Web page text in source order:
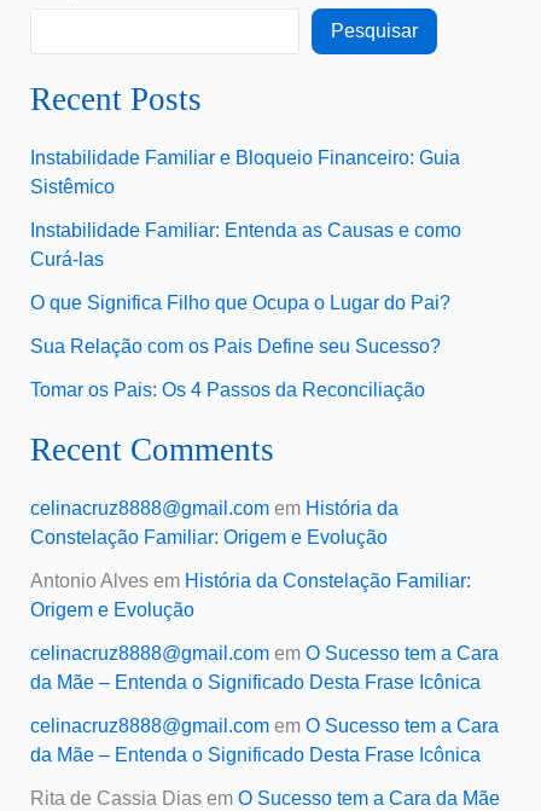
Pesquisar
Recent Posts
Instabilidade Familiar e Bloqueio Financeiro: Guia
Sistêmico
Instabilidade Familiar: Entenda as Causas e como
Curá-las
O que Significa Filho que Ocupa o Lugar do Pai?
Sua Relação com os Pais Define seu Sucesso?
Tomar os Pais: Os 4 Passos da Reconciliação
Recent Comments
celinacruz8888@gmail.comem História da
Constelação Familiar: Origem e Evolução
Antonio Alvesem História da Constelação Familiar:
Origem e Evolução
celinacruz8888@gmail.comem O Sucesso tem a Cara
da Mãe – Entenda o Significado Desta Frase Icônica
celinacruz8888@gmail.comem O Sucesso tem a Cara
da Mãe – Entenda o Significado Desta Frase Icônica
Rita de Cassia Diasem O Sucesso tem a Cara da Mãe